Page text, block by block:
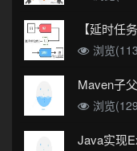
浏览
Maven子
浏览